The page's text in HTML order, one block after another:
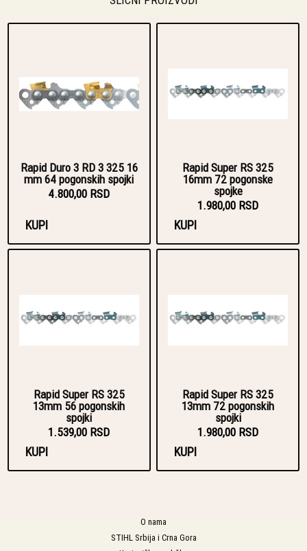
Rapid Duro 3 RD 3 325 16
mm 64 pogonskih spojki
4.800,00 RSD
KUPI
Rapid Super RS 325
16mm 72 pogonske
spojke
1.980,00 RSD
KUPI
Rapid Super RS 325
13mm 56 pogonskih
spojki
1.539,00 RSD
KUPI
Rapid Super RS 325
13mm 72 pogonskih
spojki
1.980,00 RSD
KUPI
O nama
STIHL Srbija i Crna Gora